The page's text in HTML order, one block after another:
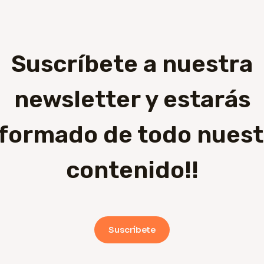
Suscríbete a nuestra
newsletter y estarás
de todo
contenido!!
Suscríbete